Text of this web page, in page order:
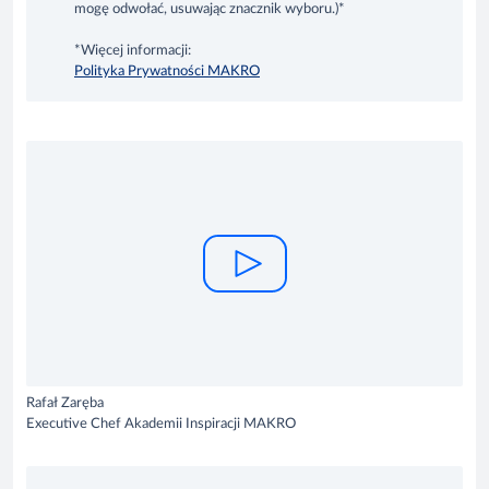
mogę odwołać, usuwając znacznik wyboru.)*
*Więcej informacji:
Polityka Prywatności MAKRO
Rafał Zaręba
Executive Chef Akademii Inspiracji MAKRO